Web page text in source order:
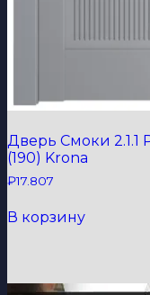
Дверь Смоки 2.1.1
(190) Krona
₽17.807
В корзину